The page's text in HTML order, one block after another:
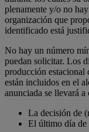
plenamente y/o no
organización que
identificado está
No hay un número
puedan solicitar. Los
producción estacional
están incluidos en el
anunciada se llevará
La decisión de
El último día de